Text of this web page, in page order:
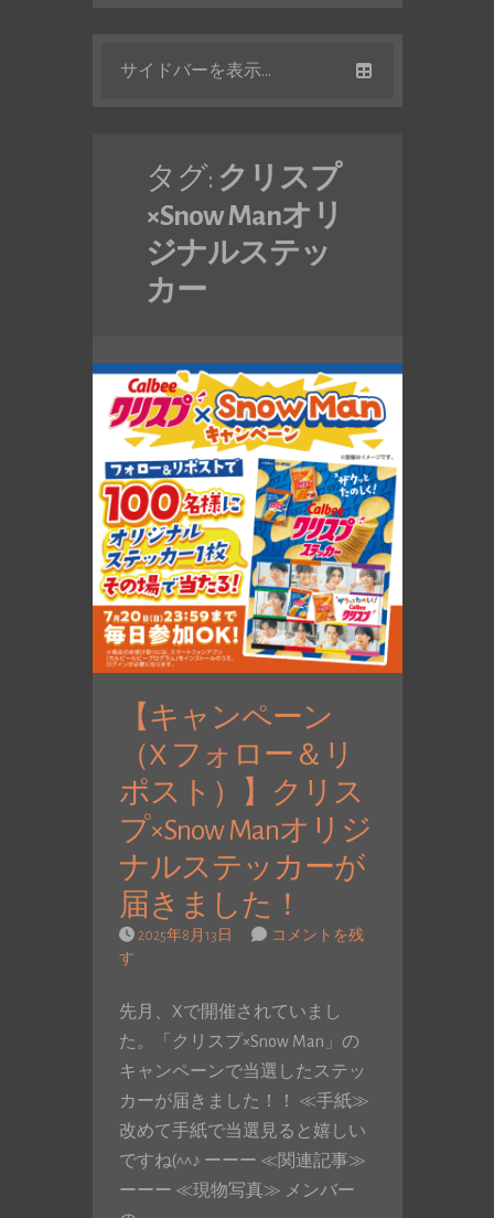
サイドバーを表示...
タグ: クリスプ
×Snow Manオリ
ジナルステッ
カー
【キャンペーン
（X フォロー＆リ
ポスト）】クリス
プ×Snow Manオリジ
ナルステッカーが
届きました！
2025年8月13日
コメントを残
す
先月、Xで開催されていまし
た。「クリスプ×Snow Man」の
キャンペーンで当選したステッ
カーが届きました！！ ≪手紙≫
改めて手紙で当選見ると嬉しい
ですね(^^♪ ーーー ≪関連記事≫
ーーー ≪現物写真≫ メンバー